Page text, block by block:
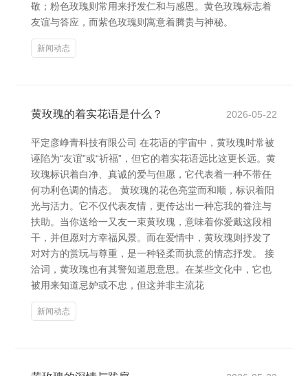
敬；粉色玫瑰则常用来抒发仁和与感恩。黄色玫瑰标志着
友谊与答应，而紫色玫瑰则寓意着腾贵与神秘。
新闻动态
黄玫瑰的着实花语是什么？ 2026-05-22
平定彦峥青科技有限公司 在花语的宇宙中，黄玫瑰时常被
诬陷为“友谊”或“祈福”，但它的着实花语远比这更长远。黄
玫瑰标识着白净、真诚的爱与但愿，它代表着一种不带任
何功利色调的情态。 黄玫瑰的花色亮堂而和顺，标识着阳
光与活力。它不仅代表友情，更传达出一种忘我的眷注与
扶助。当你送给一又友一束黄玫瑰，意味着你爱戴这段相
干，并但愿对方幸福风景。而在爱情中，黄玫瑰则抒发了
对对方的赏玩与尊重，是一种轻柔而执意的情态抒发。 接
洽词，黄玫瑰也有其警知道思意思。在某些文化中，它也
被用来知道忌妒或不忠，但这并非主流花
新闻动态